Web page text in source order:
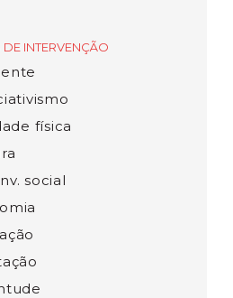
DE INTERVENÇÃO
física
social